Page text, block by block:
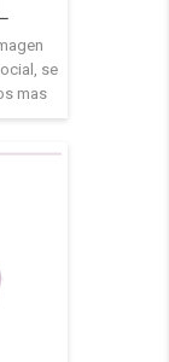
se
mas
de